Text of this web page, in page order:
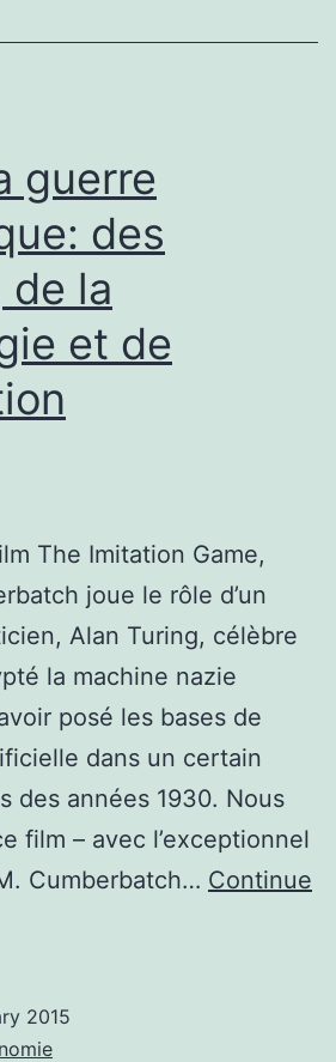
guerre
des
de la
et de
The Imitation Game,
joue le rôle d’un
Alan Turing, célèbre
la machine nazie
posé les bases de
dans un certain
des années 1930. Nous
film – avec l’exceptionnel
Cumberbatch… Continue
2015